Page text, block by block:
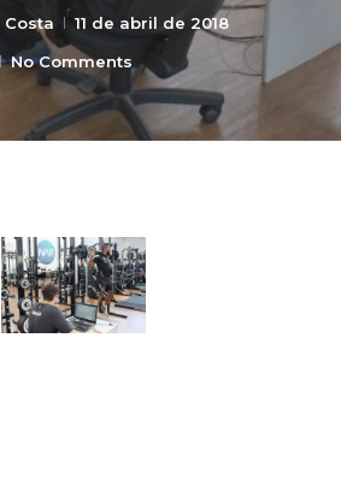
Costa
11 de abril de 2018
No Comments